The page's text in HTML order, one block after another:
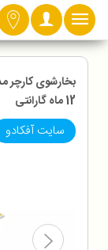
دسته
12 ماه گارانتی
سایت آفکادو